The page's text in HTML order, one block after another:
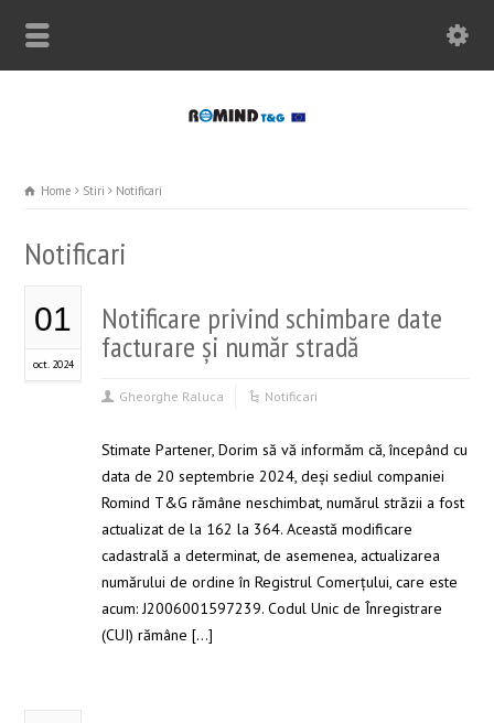
Home Stiri Notificari
Notificari
01
oct. 2024
Notificare privind schimbare date
facturare și număr stradă
Gheorghe Raluca Notificari
Stimate Partener, Dorim să vă informăm că, începând cu
data de 20 septembrie 2024, deși sediul companiei
Romind T&G rămâne neschimbat, numărul străzii a fost
actualizat de la 162 la 364. Această modificare
cadastrală a determinat, de asemenea, actualizarea
numărului de ordine în Registrul Comerțului, care este
acum: J2006001597239. Codul Unic de Înregistrare
(CUI) rămâne […]